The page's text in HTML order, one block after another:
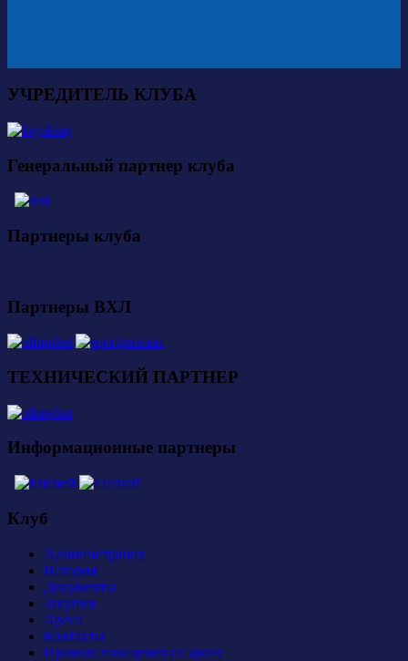
УЧРЕДИТЕЛЬ КЛУБА
Генеральный партнер клуба
Партнеры клуба
Партнеры ВХЛ
ТЕХНИЧЕСКИЙ ПАРТНЕР
Информационные партнеры
Клуб
Администрация
История
Документы
Закупки
Арена
Контакты
Правила поведения на арене